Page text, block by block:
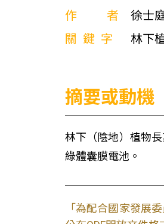
作者
徐士
關鍵字
林下
摘要或動機
林下（陰地）植物
綠體囊膜電池。
「為配合國家發展